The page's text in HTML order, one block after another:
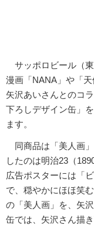
サッポロビール（
漫画「NANA」や「
矢沢あいさんとのコ
下ろしデザイン缶」
ます。
同商品は「美人画
したのは明治23（
広告ポスターには「
で、穏やかにほほ笑
の「美人画」を、矢
缶では、矢沢さん描